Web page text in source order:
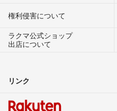
権利侵害について
ラクマ公式ショップ
出店について
リンク